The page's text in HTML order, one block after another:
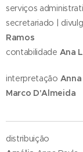
serviços
secretariado |
Ramos
contabilidade Ana
interpretação
Marco D'Almeida
distribuição